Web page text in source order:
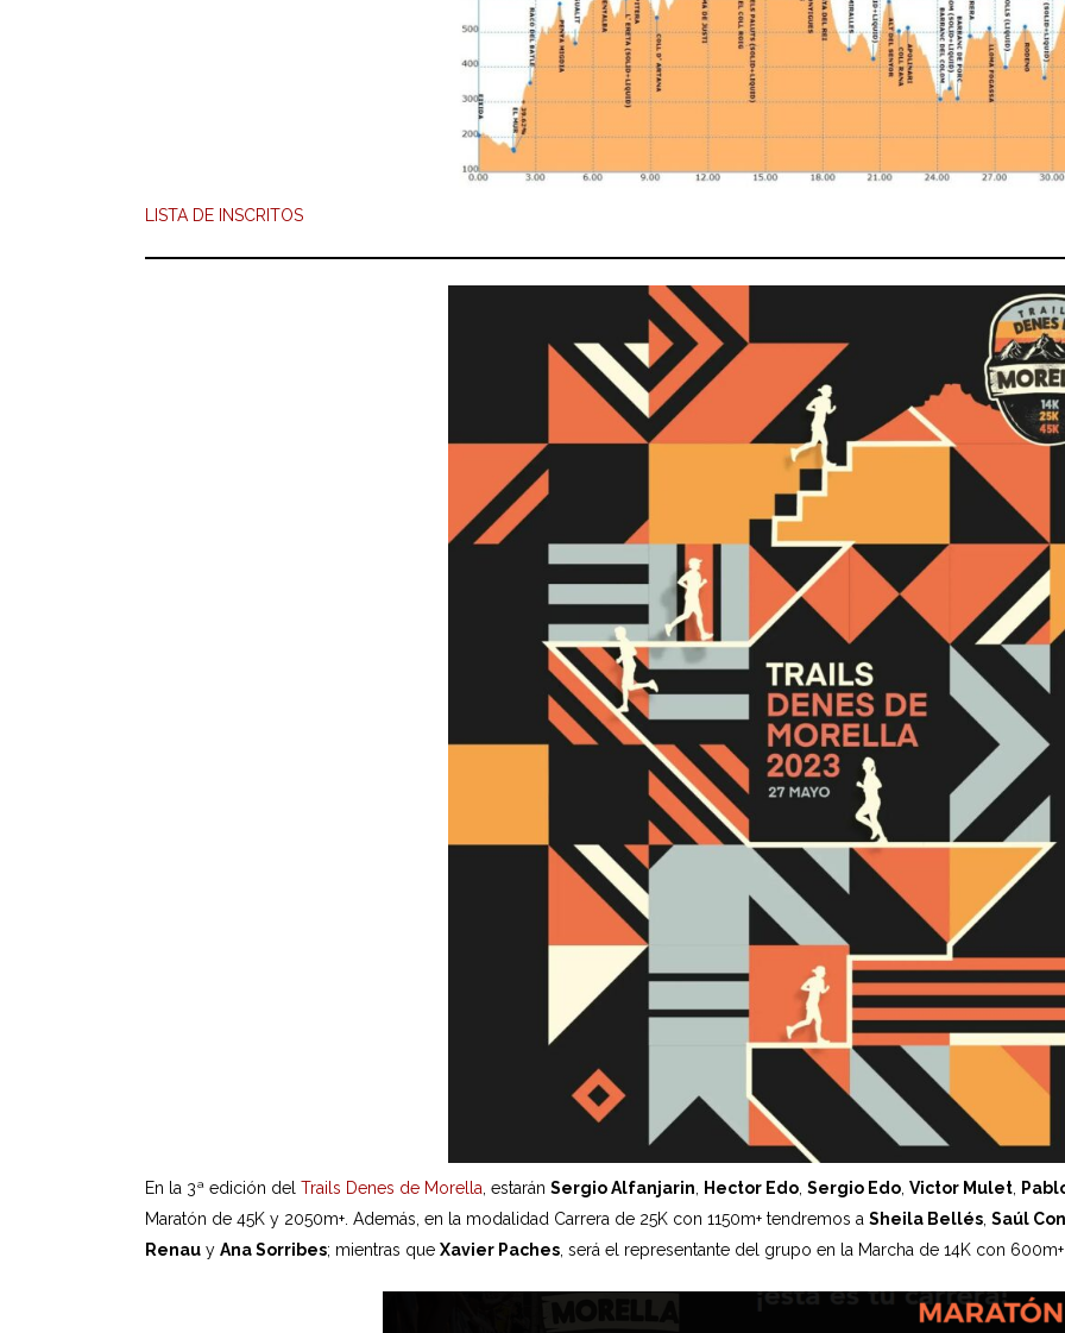
LISTA DE INSCRITOS
En la 3ª edición del Trails Denes de Morella , estarán Sergio Alfanjarin Hector Edo Sergio Edo Victor Mulet
Maratón de 45K y 2050m+. Además, en la modalidad Carrera de 25K con 1150m+ tendremos a Sheila Bellés Saúl
Renau y Ana Sorribes; mientras que Xavier Paches , será el representante del grupo en la Marcha de 14K con